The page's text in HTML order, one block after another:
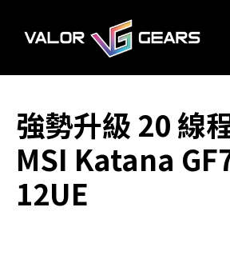
強勢升級 20 線
MSI Katana
12UE